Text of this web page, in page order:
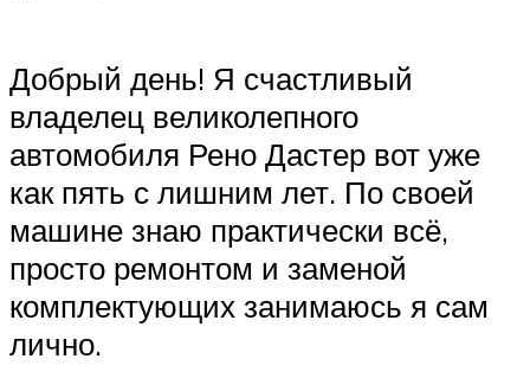
Добрый день! Я счастливый
владелец великолепного
автомобиля Рено Дастер вот уже
как пять с лишним лет. По своей
машине знаю практически всё,
просто ремонтом и заменой
комплектующих занимаюсь я сам
лично.